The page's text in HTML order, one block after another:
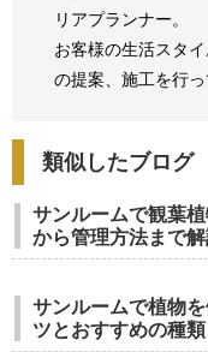
リアプランナー。
お客様の生活スタ
の提案、 施工を行っ
類似したブログ
サンルームで観葉
から管理方法まで
サンルームで植物
ツとおすすめの種類